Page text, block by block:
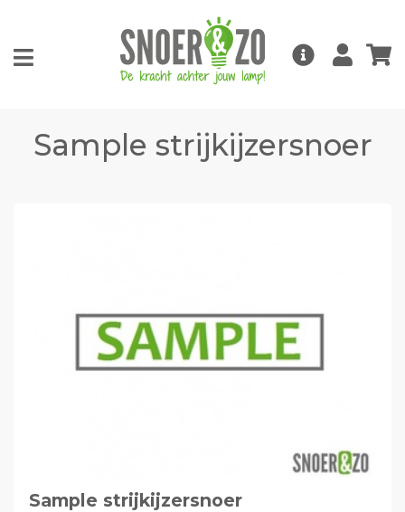
Sample strijkijzersnoer
Sample strijkijzersnoer